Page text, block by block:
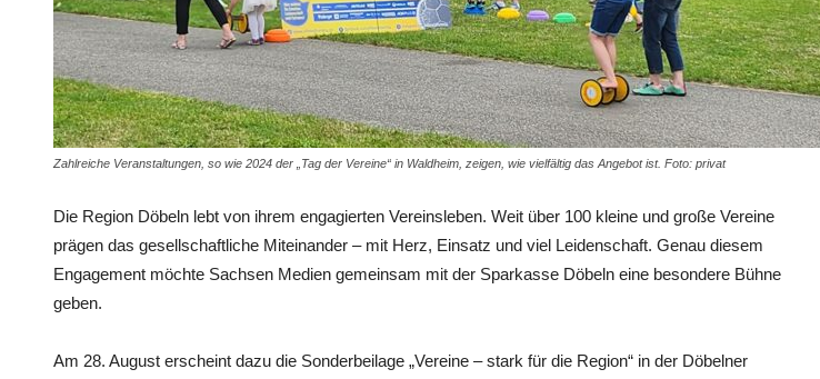
Zahlreiche Veranstaltungen, so wie 2024 der „Tag der Vereine“ in Waldheim, zeigen, wie vielfältig das Angebot ist. Foto: privat
Die Region Döbeln lebt von ihrem engagierten Vereinsleben. Weit über 100 kleine und große Vereine
prägen das gesellschaftliche Miteinander – mit Herz, Einsatz und viel Leidenschaft. Genau diesem
Engagement möchte Sachsen Medien gemeinsam mit der Sparkasse Döbeln eine besondere Bühne
geben.
Am 28. August erscheint dazu die Sonderbeilage „Vereine – stark für die Region“ in der Döbelner